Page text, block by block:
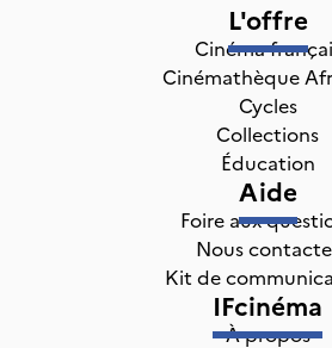
L'offre
Cinéma
Cinémathèque
Cycles
Collections
Éducation
Aide
Foire aux
Nous
Kit de
IFcinéma
À propos